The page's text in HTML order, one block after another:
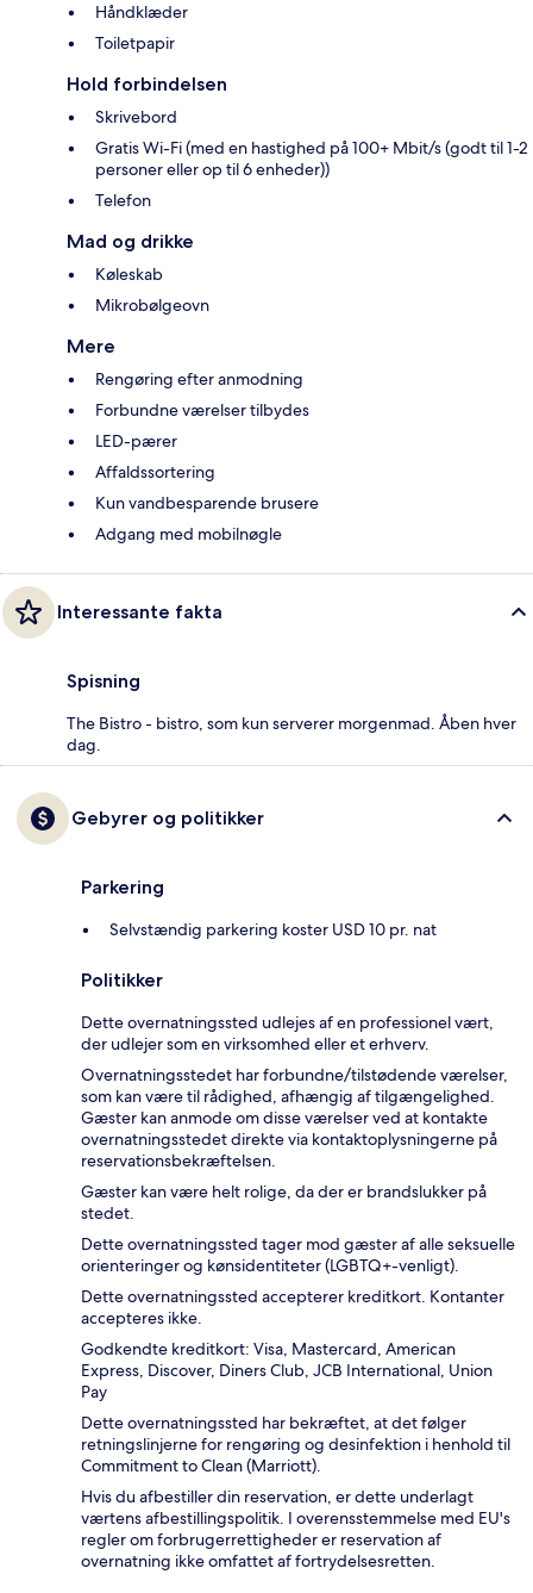
Håndklæder
Toiletpapir
Hold forbindelsen
Skrivebord
Gratis Wi-Fi (med en hastighed på 100+ Mbit/s (godt til 1-2
personer eller op til 6 enheder))
Telefon
Mad og drikke
Køleskab
Mikrobølgeovn
Mere
Rengøring efter anmodning
Forbundne værelser tilbydes
LED-pærer
Affaldssortering
Kun vandbesparende brusere
Adgang med mobilnøgle
Interessante fakta
Spisning
The Bistro - bistro, som kun serverer morgenmad. Åben hver
dag.
Gebyrer og politikker
Parkering
Selvstændig parkering koster USD 10 pr. nat
Politikker
Dette overnatningssted udlejes af en professionel vært,
der udlejer som en virksomhed eller et erhverv.
Overnatningsstedet har forbundne/tilstødende værelser,
som kan være til rådighed, afhængig af tilgængelighed.
Gæster kan anmode om disse værelser ved at kontakte
overnatningsstedet direkte via kontaktoplysningerne på
reservationsbekræftelsen.
Gæster kan være helt rolige, da der er brandslukker på
stedet.
Dette overnatningssted tager mod gæster af alle seksuelle
orienteringer og kønsidentiteter (LGBTQ+-venligt).
Dette overnatningssted accepterer kreditkort. Kontanter
accepteres ikke.
Godkendte kreditkort: Visa, Mastercard, American
Express, Discover, Diners Club, JCB International, Union
Pay
Dette overnatningssted har bekræftet, at det følger
retningslinjerne for rengøring og desinfektion i henhold til
Commitment to Clean (Marriott).
Hvis du afbestiller din reservation, er dette underlagt
værtens afbestillingspolitik. I overensstemmelse med EU's
regler om forbrugerrettigheder er reservation af
overnatning ikke omfattet af fortrydelsesretten.